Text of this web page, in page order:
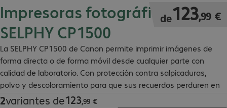
Impresoras fotográficas Canon
SELPHY CP1500
La SELPHY CP1500 de Canon permite imprimir imágenes de
forma directa o de forma móvil desde cualquier parte con
calidad de laboratorio. Con protección contra salpicaduras,
polvo y descoloramiento para que sus recuerdos perduren en
el tiempo con los mismos colores.
de123,99 €
123,99 €
2variantes de123,99 €
123,99 €